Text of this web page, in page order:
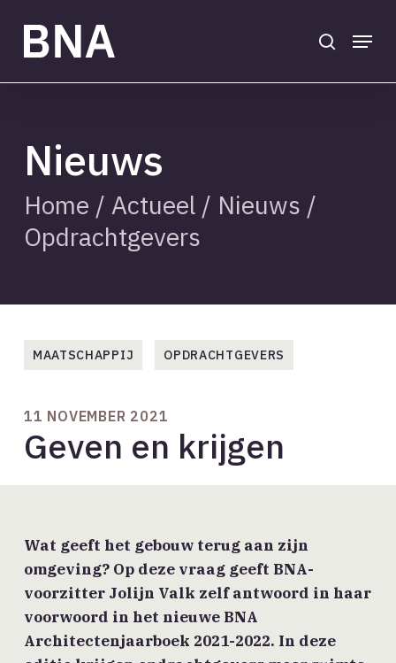
main
Menu
Nieuws
Home / Actueel/ Nieuws /
Opdrachtgevers
MAATSCHAPPIJ OPDRACHTGEVERS
11 NOVEMBER 2021
Geven en krijgen
Wat geeft het gebouw terug aan zijn
omgeving? Op deze vraag geeft BNA-
voorzitter Jolijn Valk zelf antwoord in haar
voorwoord in het nieuwe BNA
Architectenjaarboek 2021-2022. In deze
Close